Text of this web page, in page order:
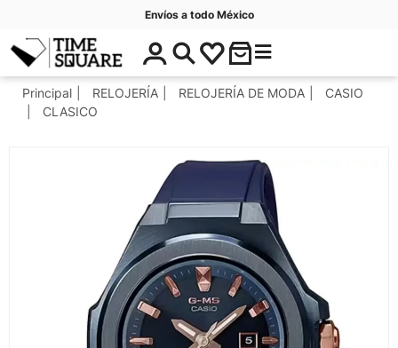
Envíos a todo México
Timesquare
$
0
.
C
t
r
a
s
Principal RELOJERÍA RELOJERÍA DE MODA
CASIO
CLASICO